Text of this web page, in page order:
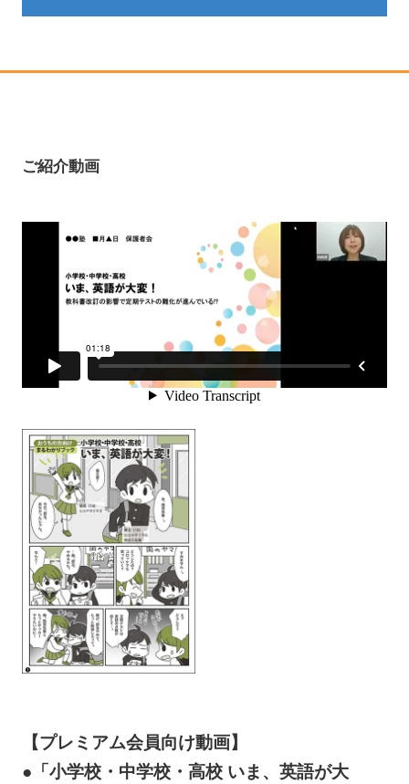
【プレミアム会員向け動画】
●「小学校・中学校・高校いま、英語が大
ご紹介動画